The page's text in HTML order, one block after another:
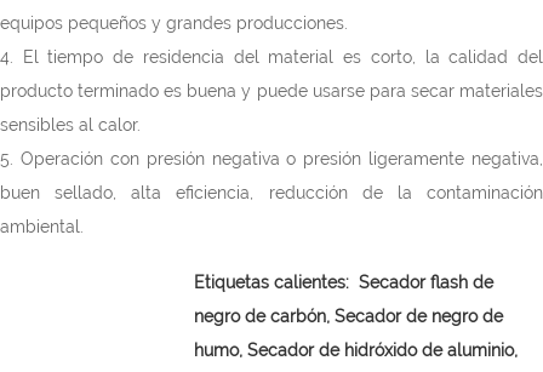
equipos pequeños y grandes producciones.
4. El tiempo de residencia del material es corto, la calidad del
producto terminado es buena y puede usarse para secar materiales
sensibles al calor.
5. Operación con presión negativa o presión ligeramente negativa,
buen sellado, alta eficiencia, reducción de la contaminación
ambiental.
Etiquetas calientes: Secador flash de
negro de carbón, Secador de negro de
humo, Secador de hidróxido de aluminio,